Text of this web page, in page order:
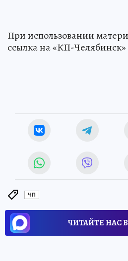
При использовании
ссылка на «КП-Челябинск»
ЧП
ЧИТАЙТЕ НАС